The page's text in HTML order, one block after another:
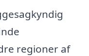
regioner af